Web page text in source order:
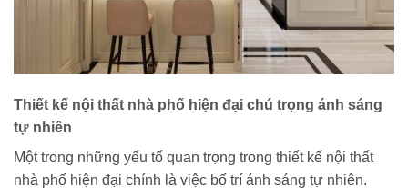
Thiết kế nội thất nhà phố hiện đại chú trọng ánh sáng
tự nhiên
Một trong những yếu tố quan trọng trong thiết kế nội thất
nhà phố hiện đại chính là việc bố trí ánh sáng tự nhiên.